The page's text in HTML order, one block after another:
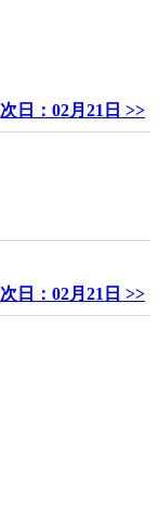
次日：02月21日 >>
次日：02月21日 >>